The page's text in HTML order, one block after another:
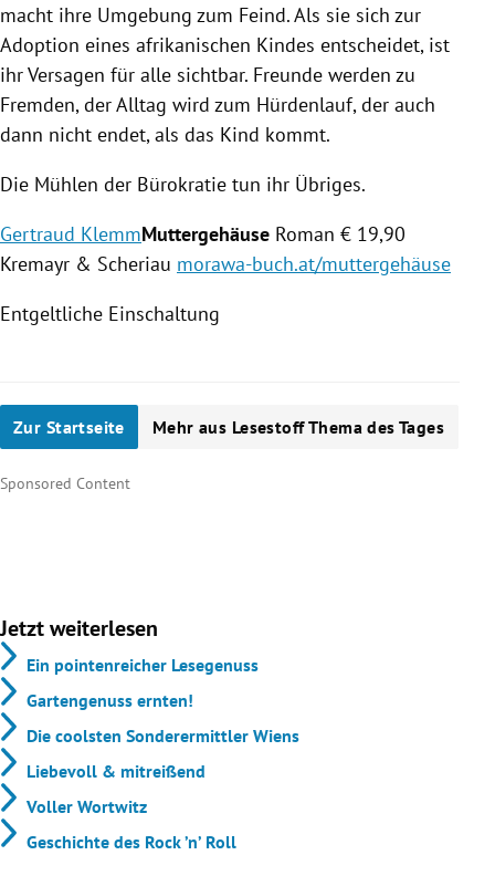
Untermenü
macht ihre Umgebung zum Feind. Als sie sich zur
Adoption eines afrikanischen Kindes entscheidet, ist
ihr Versagen für alle sichtbar. Freunde werden zu
Fremden, der Alltag wird zum Hürdenlauf, der auch
dann nicht endet, als das Kind kommt.
Die Mühlen der Bürokratie tun ihr Übriges.
Gertraud KlemmMuttergehäuse Roman € 19,90
Kremayr & Scheriau morawa-buch.at/muttergehäuse
Entgeltliche Einschaltung
Zur Startseite Mehr aus Lesestoff Thema des Tages
Sponsored Content
Jetzt weiterlesen
Ein pointenreicher Lesegenuss
Gartengenuss ernten!
Die coolsten Sonderermittler Wiens
Liebevoll & mitreißend
Voller Wortwitz
Geschichte des Rock ’n’ Roll